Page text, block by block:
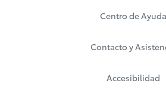
Centro de Ayuda
Contacto y
Accesibilidad